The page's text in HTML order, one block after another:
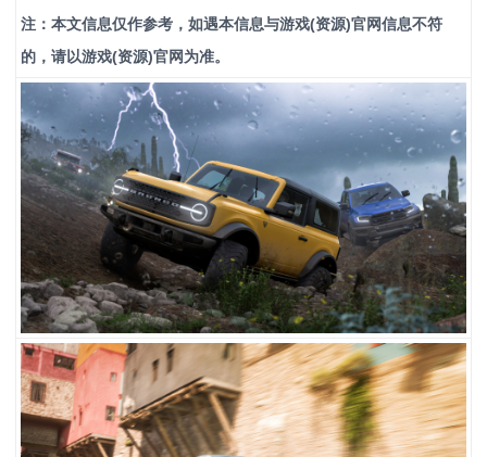
注：本文信息仅作参考，如遇本信息与游戏(资源)官网信息不符
的，请以游戏(资源)官网为准。